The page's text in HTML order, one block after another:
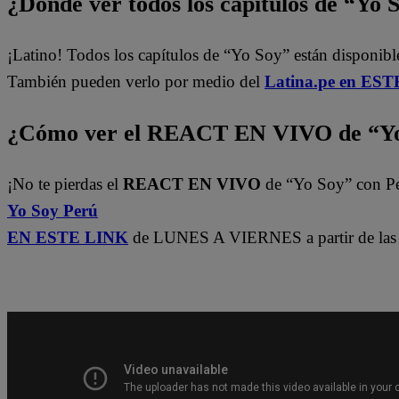
¡Latino! Todos los capítulos de “Yo Soy” están
También pueden verlo por medio del Latina.pe en
¿Cómo ver el REACT EN VIVO de
¡No te pierdas el REACT EN VIVO de “Yo Soy” con
Yo Soy Perú
EN ESTE LINK de LUNES A VIERNES a partir de